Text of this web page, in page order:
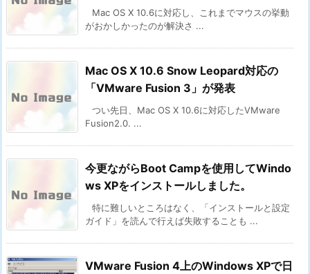
Mac OS X 10.6に対応し、これまでマウスの挙動
がおかしかったのが解決さ ...
Mac OS X 10.6 Snow Leopard対応の
「VMware Fusion 3」が発表
つい先日、Mac OS X 10.6に対応したVMware
Fusion2.0. ...
今更ながらBoot Campを使用してWindo
ws XPをインストールしました。
特に難しいところはなく、「インストールと設定
ガイド」を読んで行えば失敗することも ...
VMware Fusion 4上のWindows XPで日